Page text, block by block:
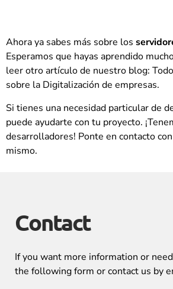
Ahora ya sabes más sobre los
Esperamos que hayas aprendido
leer otro artículo de nuestro blog:
sobre la Digitalización de empresas.
Si tienes una necesidad particular de
puede ayudarte con tu proyecto.
desarrolladores! Ponte en contacto
mismo.
Contact
If you want more information or
the following form or contact us by